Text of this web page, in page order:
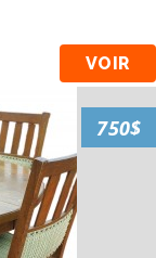
VOIR
750$